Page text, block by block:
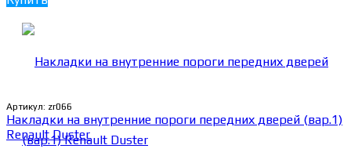
Артикул: zr066
Накладки на внутренние пороги передних дверей (вар.1)
Renault Duster